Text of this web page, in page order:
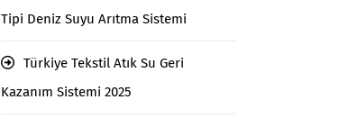
Tipi Deniz Suyu Arıtma Sistemi
Türkiye Tekstil Atık Su Geri
Kazanım Sistemi 2025